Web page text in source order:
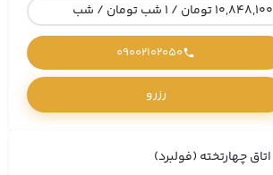
10,848,100 تومان / 1 شب تومان / شب
09002102050
رزرو
اتاق چهارتخته (فولبرد)